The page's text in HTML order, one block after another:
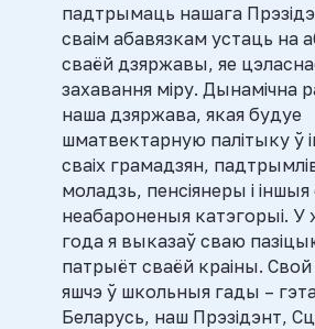
падтрымаць нашага
сваім абавязкам устаць на
сваёй дзяржавы, яе
захавання міру. Дынамічна
наша дзяржава, якая будуе
шматвектарную палітыку ў
сваіх грамадзян,
моладзь, пенсіянеры і
неабароненыя катэгорыі. У
года я выказаў сваю
патрыёт сваёй краіны.
яшчэ ў школьныя гады –
Беларусь, наш Прэзідэнт,